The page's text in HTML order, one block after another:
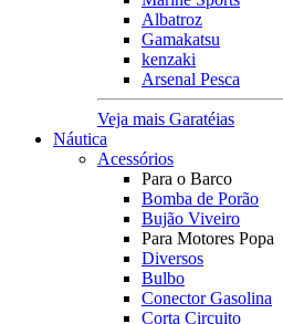
Albatroz
Gamakatsu
kenzaki
Arsenal Pesca
Veja mais Garatéias
Náutica
Acessórios
Para o Barco
Bomba de Porão
Bujão Viveiro
Para Motores Popa
Diversos
Bulbo
Conector Gasolina
Corta Circuito